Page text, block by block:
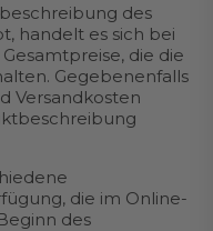
des
handelt es sich bei
die die
Gegebenenfalls
Versandkosten
die im Online-
des